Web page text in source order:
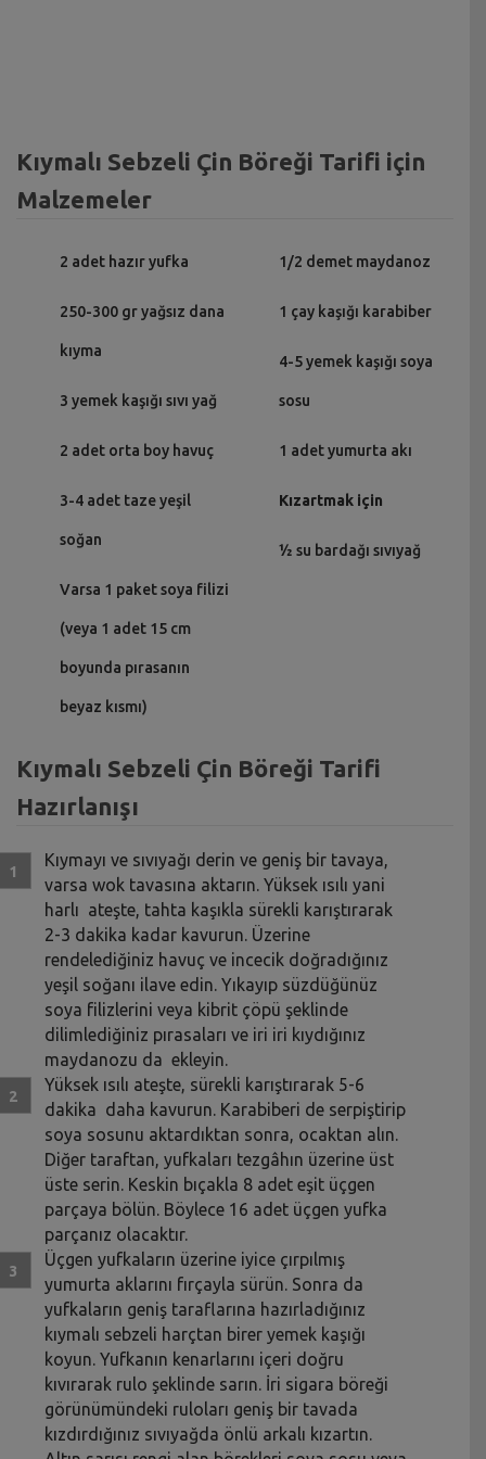
Kıymalı Sebzeli Çin Böreği Tarifi için
Malzemeler
2 adet hazır yufka
250-300 gr yağsız dana
kıyma
3 yemek kaşığı sıvı yağ
2 adet orta boy havuç
3-4 adet taze yeşil
soğan
Varsa 1 paket soya filizi
(veya 1 adet 15 cm
boyunda pırasanın
beyaz kısmı)
1/2 demet maydanoz
1 çay kaşığı karabiber
4-5 yemek kaşığı soya
sosu
1 adet yumurta akı
Kızartmak için
½ su bardağı sıvıyağ
Kıymalı Sebzeli Çin Böreği Tarifi
Hazırlanışı
Kıymayı ve sıvıyağı derin ve geniş bir tavaya,
varsa wok tavasına aktarın. Yüksek ısılı yani
harlı ateşte, tahta kaşıkla sürekli karıştırarak
2-3 dakika kadar kavurun. Üzerine
rendelediğiniz havuç ve incecik doğradığınız
yeşil soğanı ilave edin. Yıkayıp süzdüğünüz
soya filizlerini veya kibrit çöpü şeklinde
dilimlediğiniz pırasaları ve iri iri kıydığınız
maydanozu da ekleyin.
Yüksek ısılı ateşte, sürekli karıştırarak 5-6
dakika daha kavurun. Karabiberi de serpiştirip
soya sosunu aktardıktan sonra, ocaktan alın.
Diğer taraftan, yufkaları tezgâhın üzerine üst
üste serin. Keskin bıçakla 8 adet eşit üçgen
parçaya bölün. Böylece 16 adet üçgen yufka
parçanız olacaktır.
Üçgen yufkaların üzerine iyice çırpılmış
yumurta aklarını fırçayla sürün. Sonra da
yufkaların geniş taraflarına hazırladığınız
kıymalı sebzeli harçtan birer yemek kaşığı
koyun. Yufkanın kenarlarını içeri doğru
kıvırarak rulo şeklinde sarın. İri sigara böreği
görünümündeki ruloları geniş bir tavada
kızdırdığınız sıvıyağda önlü arkalı kızartın.